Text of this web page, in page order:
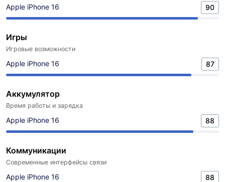
Apple iPhone 16 90
Игры
Игровые возможности
Apple iPhone 16 87
Аккумулятор
Время работы и зарядка
Apple iPhone 16 88
Коммуникации
Современные интерфейсы связи
Apple iPhone 16 88